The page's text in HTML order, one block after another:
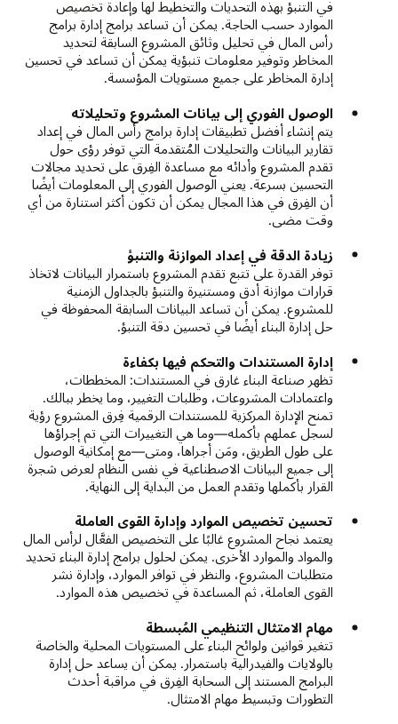
في التنبؤ بهذه التحديات والتخطيط لها وإعادة تخصيص
الموارد حسب الحاجة. يمكن أن تساعد برامج إدارة برامج
رأس المال في تحليل وثائق المشروع السابقة لتحديد
المخاطر وتوفير معلومات تنبؤية يمكن أن تساعد في تحسين
إدارة المخاطر على جميع مستويات المؤسسة.
الوصول الفوري إلى بيانات المشروع وتحليلاته
يتم إنشاء أفضل تطبيقات إدارة برامج رأس المال في إعداد
تقارير البيانات والتحليلات المُتقدمة التي توفر رؤى حول
تقدم المشروع وأدائه مع مساعدة الفِرق على تحديد مجالات
التحسين بسرعة. يعني الوصول الفوري إلى المعلومات أيضًا
أن الفِرق في هذا المجال يمكن أن تكون أكثر استنارة من أي
وقت مضى.
زيادة الدقة في إعداد الموازنة والتنبؤ
توفر القدرة على تتبع تقدم المشروع باستمرار البيانات لاتخاذ
قرارات موازنة أدق ومستنيرة والتنبؤ بالجداول الزمنية
للمشروع. يمكن أن تساعد البيانات السابقة المحفوظة في
حل إدارة البناء أيضًا في تحسين دقة التنبؤ.
إدارة المستندات والتحكم فيها بكفاءة
تظهر صناعة البناء غارق في المستندات: المخططات،
واعتمادات المشروعات، وطلبات التغيير، وما يخطر ببالك.
تمنح الإدارة المركزية للمستندات الرقمية فِرق المشروع رؤية
لسجل عملهم بأكمله—وما هي التغييرات التي تم إجراؤها
على طول الطريق، ومَن أجراها، ومتى—مع إمكانية الوصول
إلى جميع البيانات الاصطناعية في نفس النظام لعرض شجرة
القرار بأكملها وتقدم العمل من البداية إلى النهاية.
تحسين تخصيص الموارد وإدارة القوى العاملة
يعتمد نجاح المشروع غالبًا على التخصيص الفعَّال لرأس المال
والمواد والموارد الأخرى. يمكن لحلول برامج إدارة البناء تحديد
متطلبات المشروع، والنظر في توافر الموارد، وإدارة نشر
القوى العاملة، ثم المساعدة في تخصيص هذه الموارد.
مهام الامتثال التنظيمي المُبسطة
تتغير قوانين ولوائح البناء على المستويات المحلية والخاصة
بالولايات والفيدرالية باستمرار. يمكن أن يساعد حل إدارة
البرامج المستند إلى السحابة الفِرق في مراقبة أحدث
التطورات وتبسيط مهام الامتثال.